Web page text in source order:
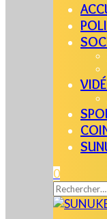
0
Rechercher